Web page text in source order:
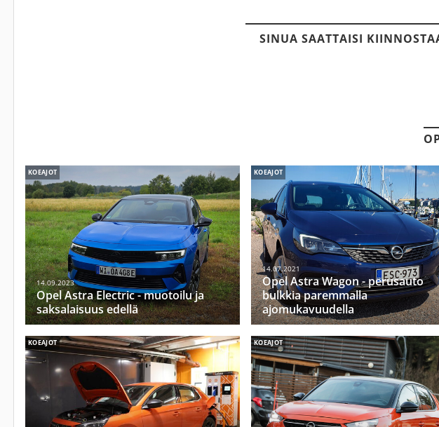
SINUA SAATTAISI
KOEAJOT
14.09.2023
Opel Astra Electric - muotoilu ja
saksalaisuus edellä
KOEAJOT
14.07.2021
Opel Astra Wagon - perusauto
bulkkia paremmalla
ajomukavuudella
KOEAJOT KOEAJOT